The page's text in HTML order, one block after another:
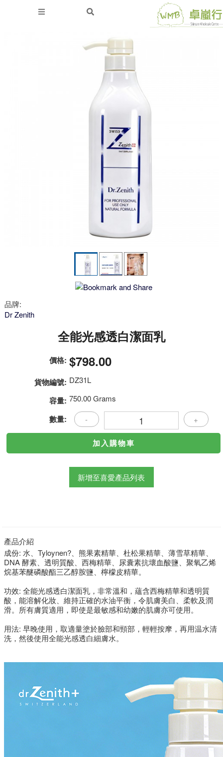
品牌:
Dr Zenith
全能光感透白潔面乳
價格: $798.00
貨物編號: DZ31L
容量: 750.00 Grams
數量: - +
新增至喜愛產品列表
產品介紹
成份: 水、Tyloynen?、熊果素精華、杜松果精華、薄雪草精華、
DNA 酵素、透明質酸、西梅精華、尿囊素抗壞血酸鹽、聚氧乙烯
烷基苯醚磷酸酯三乙醇胺鹽、檸檬皮精華。
功效: 全能光感透白潔面乳，非常溫和，蘊含西梅精華和透明質
酸，能溶解化妝、維持正確的水油平衡，令肌膚美白、柔軟及潤
滑。所有膚質適用，即使是最敏感和幼嫩的肌膚亦可使用。
用法: 早晚使用，取適量塗於臉部和頸部，輕輕按摩，再用温水清
洗，然後使用全能光感透白細膚水。